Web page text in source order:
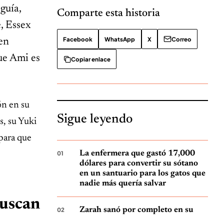
Essex
Ami es
en su
su Yuki
que
Comparte esta historia
Facebook WhatsApp X Correo
Copiar enlace
Sigue leyendo
La enfermera que gastó 17,000
dólares para convertir su sótano
en un santuario para los gatos que
nadie más quería salvar
Zarah sanó por completo en su